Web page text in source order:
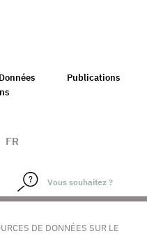
Données
Publications
FR
DE DONNÉES SUR LE